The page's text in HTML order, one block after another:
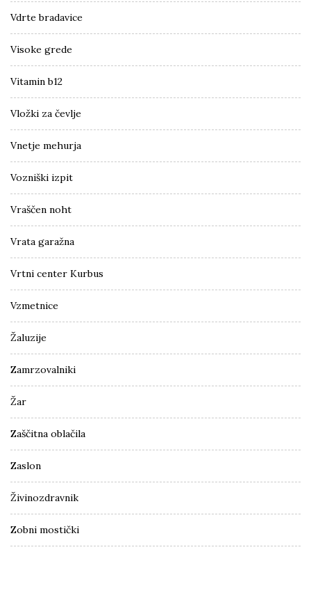
Vdrte bradavice
Visoke grede
Vitamin b12
Vložki za čevlje
Vnetje mehurja
Vozniški izpit
Vraščen noht
Vrata garažna
Vrtni center Kurbus
Vzmetnice
Žaluzije
Zamrzovalniki
Žar
Zaščitna oblačila
Zaslon
Živinozdravnik
Zobni mostički